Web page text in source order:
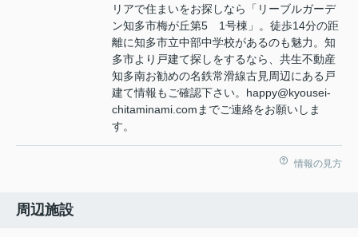
リアで住まいをお探しなら「リーブルガーデ
ン知多市梅が丘第5 1号棟」。徒歩14分の距
離に知多市立中部中学校があるのも魅力。知
多市より戸建て探しをするなら、共生不動産
知多南お勧めの名鉄常滑線古見周辺にある戸
建て情報もご確認下さい。happy@kyousei-
chitaminami.comまでご連絡をお願いしま
す。
情報の見方
周辺施設